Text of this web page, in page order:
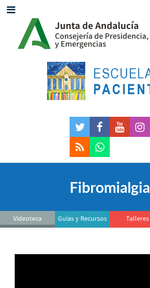
Fibromialgia
Videoteca Guías y Recursos Talleres